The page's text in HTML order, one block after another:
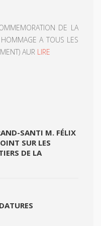
DE LA
A TOUS LES
AUR LIRE
SANTI M. FÉLIX
SUR LES
DE LA